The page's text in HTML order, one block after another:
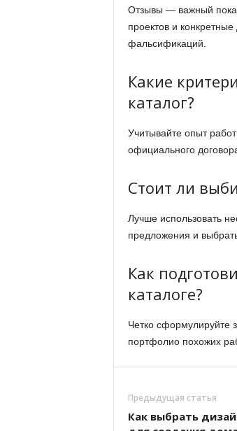
Отзывы — важный
проектов и
фальсификаций.
Какие
каталог?
Учитывайте опыт
официального
Стоит ли
Лучше использовать
предложения и
Как
каталоге?
Четко сформулируйте
портфолио похожих
Предыдущая статья
Как выбрать